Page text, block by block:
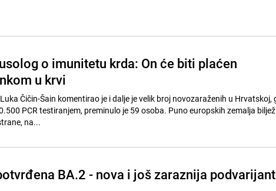
o imunitetu krda: On će biti plaćen
u krvi
Čičin-Šain komentirao je i dalje je velik broj novozaraženih u Hrvatskoj,
PCR testiranjem, preminulo je 59 osoba. Puno europskih zemalja
na...
BA.2 - nova i još zaraznija